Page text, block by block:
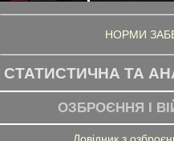
НОРМИ
СТАТИСТИЧНА ТА
ОЗБРОЄННЯ І